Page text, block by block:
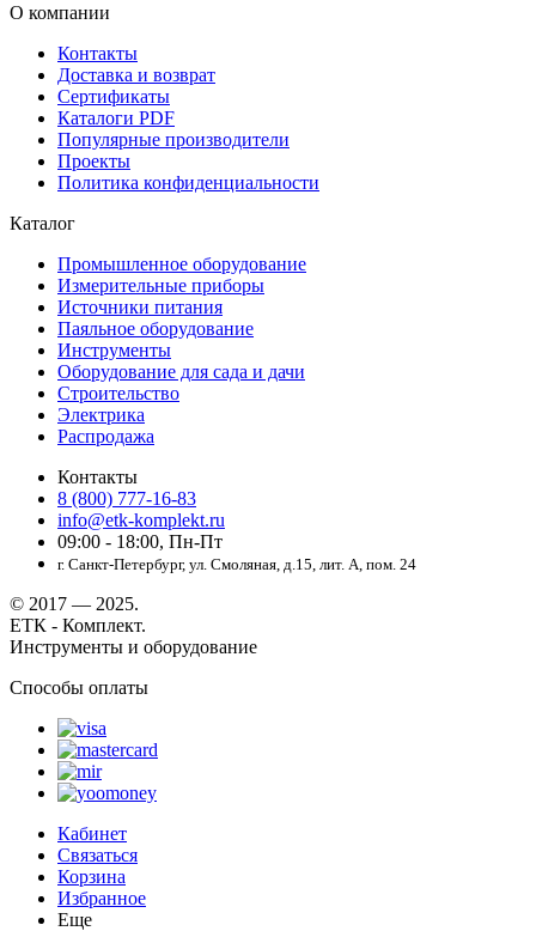
О компании
Контакты
Доставка и возврат
Сертификаты
Каталоги PDF
Популярные производители
Проекты
Политика конфиденциальности
Каталог
Промышленное оборудование
Измерительные приборы
Источники питания
Паяльное оборудование
Инструменты
Оборудование для сада и дачи
Строительство
Электрика
Распродажа
Контакты
8 (800) 777-16-83
info@etk-komplekt.ru
09:00 - 18:00, Пн-Пт
г. Санкт-Петербург, ул. Смоляная, д.15, лит. А, пом. 24
© 2017 — 2025.
ЕТК - Комплект.
Инструменты и оборудование
Способы оплаты
Кабинет
Связаться
Корзина
Избранное
Еще